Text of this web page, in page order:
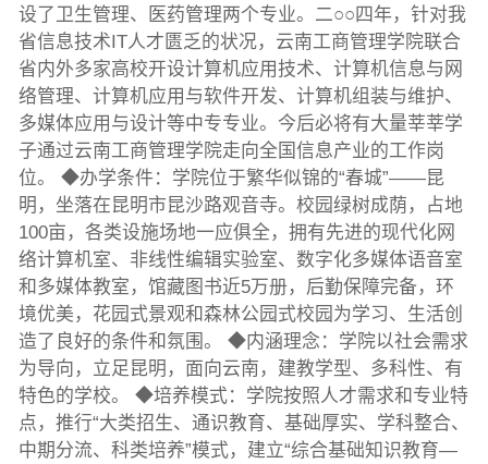
设了卫生管理、医药管理两个专业。二○○四年，针对我
省信息技术IT人才匮乏的状况，云南工商管理学院联合
省内外多家高校开设计算机应用技术、计算机信息与网
络管理、计算机应用与软件开发、计算机组装与维护、
多媒体应用与设计等中专专业。今后必将有大量莘莘学
子通过云南工商管理学院走向全国信息产业的工作岗
位。 ◆办学条件：学院位于繁华似锦的“春城”——昆
明，坐落在昆明市昆沙路观音寺。校园绿树成荫，占地
100亩，各类设施场地一应俱全，拥有先进的现代化网
络计算机室、非线性编辑实验室、数字化多媒体语音室
和多媒体教室，馆藏图书近5万册，后勤保障完备，环
境优美，花园式景观和森林公园式校园为学习、生活创
造了良好的条件和氛围。 ◆内涵理念：学院以社会需求
为导向，立足昆明，面向云南，建教学型、多科性、有
特色的学校。 ◆培养模式：学院按照人才需求和专业特
点，推行“大类招生、通识教育、基础厚实、学科整合、
中期分流、科类培养”模式，建立“综合基础知识教育—